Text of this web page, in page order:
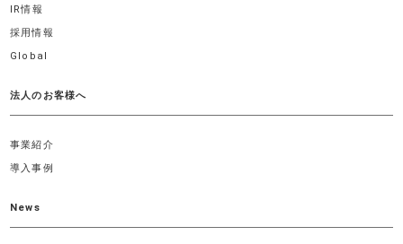
IR情報
採用情報
Global
法人のお客様へ
事業紹介
導入事例
News